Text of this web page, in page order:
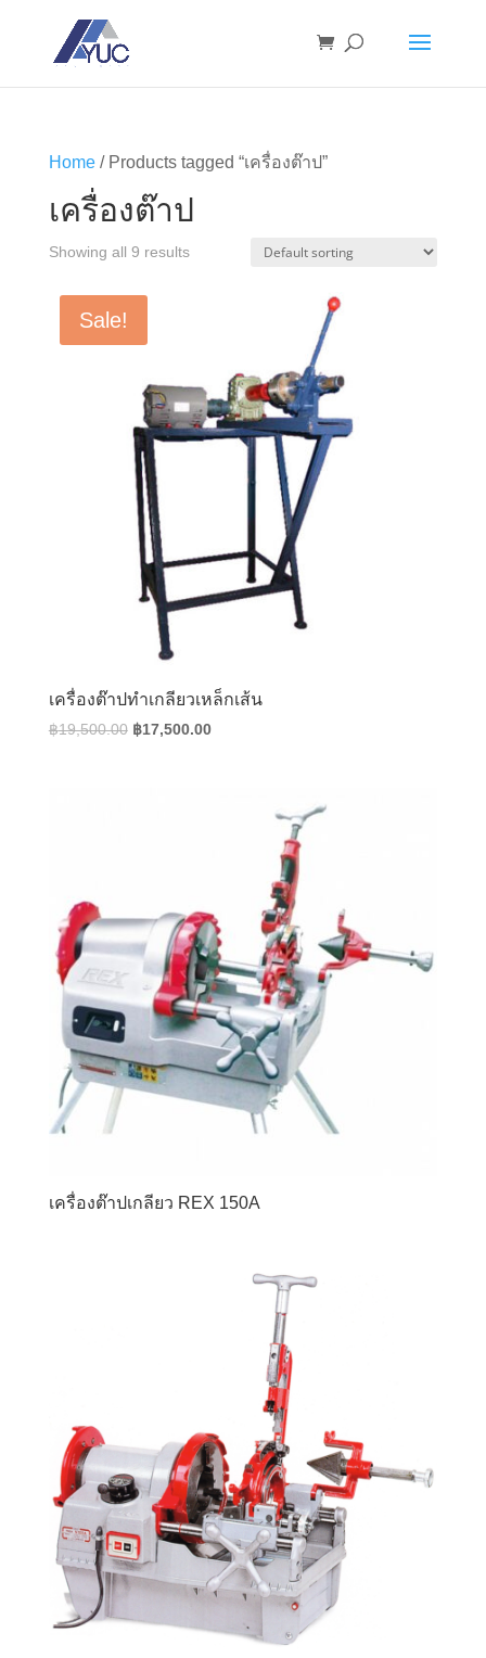
Home/ Products tagged “เครื่องต๊าป”
เครื่องต๊าป
Showing all 9 results
Sale!
เครื่องต๊าปทำเกลียวเหล็กเส้น
฿19,500.00 Original
฿17,500.00Current
เครื่องต๊าปเกลียว REX 150A